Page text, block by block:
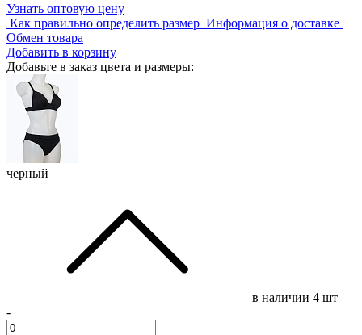
Узнать оптовую цену
Как правильно определить размер Информация о доставке
Обмен товара
Добавить в корзину
Добавьте в заказ цвета и размеры:
черный
в наличии 4 шт
-